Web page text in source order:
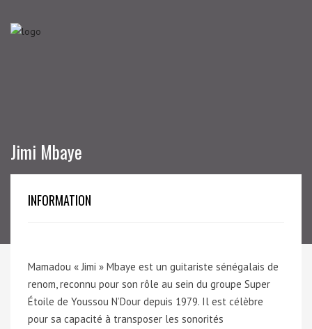
Jimi Mbaye
INFORMATION
Mamadou « Jimi » Mbaye est un guitariste sénégalais de
renom, reconnu pour son rôle au sein du groupe Super
Étoile de Youssou N’Dour depuis 1979. Il est célèbre
pour sa capacité à transposer les sonorités